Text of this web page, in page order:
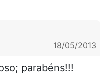
18/05/2013
parabéns!!!